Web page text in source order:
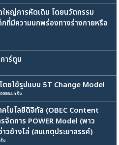
หญ่การหัดเดิน โดยนวัตกรรม
ที่มีความบกพร่องทางร่างกายหรือ
าร์ตูน
ดยใช้รูปแบบ 5T Change Model
ครั้ง
คโนโลยีดิจิทัล (OBEC Content
ดการ POWER Model (พาว
วช้างไล่ (สมเกตุประชาสรรค์)
ง